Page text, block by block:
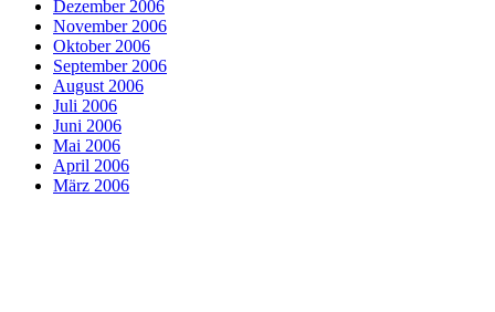
Dezember 2006
November 2006
Oktober 2006
September 2006
August 2006
Juli 2006
Juni 2006
Mai 2006
April 2006
März 2006